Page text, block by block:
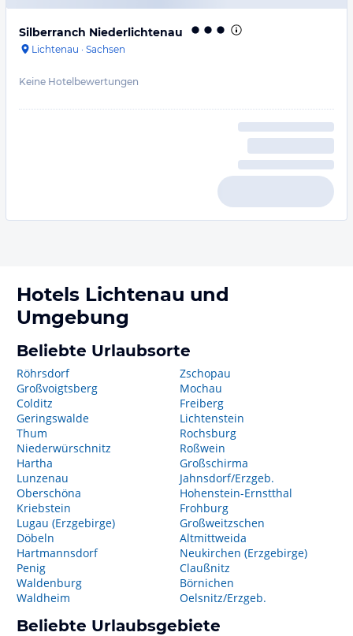
Silberranch Niederlichtenau
Lichtenau · Sachsen
Keine Hotelbewertungen
Hotels Lichtenau und
Umgebung
Beliebte Urlaubsorte
Röhrsdorf
Großvoigtsberg
Colditz
Geringswalde
Thum
Niederwürschnitz
Hartha
Lunzenau
Oberschöna
Kriebstein
Lugau (Erzgebirge)
Döbeln
Hartmannsdorf
Penig
Waldenburg
Waldheim
Zschopau
Mochau
Freiberg
Lichtenstein
Rochsburg
Roßwein
Großschirma
Jahnsdorf/Erzgeb.
Hohenstein-Ernstthal
Frohburg
Großweitzschen
Altmittweida
Neukirchen (Erzgebirge)
Claußnitz
Börnichen
Oelsnitz/Erzgeb.
Beliebte Urlaubsgebiete